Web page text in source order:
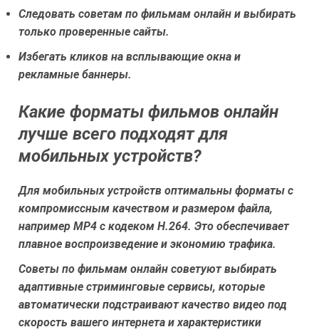
Следовать советам по фильмам онлайн и выбирать
только проверенные сайты.
Избегать кликов на всплывающие окна и
рекламные баннеры.
Какие форматы фильмов онлайн
лучше всего подходят для
мобильных устройств?
Для мобильных устройств оптимальны форматы с
компромиссным качеством и размером файла,
например MP4 с кодеком H.264. Это обеспечивает
плавное воспроизведение и экономию трафика.
Советы по фильмам онлайн советуют выбирать
адаптивные стриминговые сервисы, которые
автоматически подстраивают качество видео под
скорость вашего интернета и характеристики